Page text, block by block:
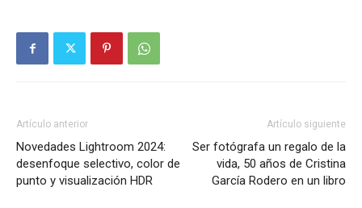
Artículo anterior
Novedades Lightroom 2024:
desenfoque selectivo, color de
punto y visualización HDR
Artículo siguiente
Ser fotógrafa un regalo de la
vida, 50 años de Cristina
García Rodero en un libro